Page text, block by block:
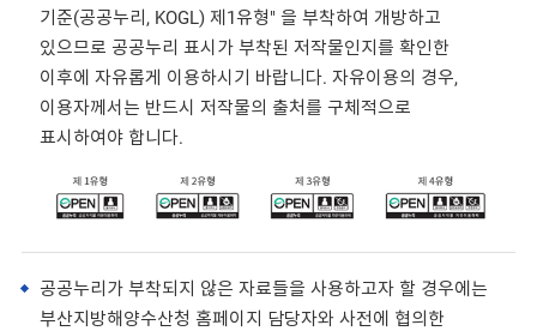
기준(공공누리, KOGL) 제1유형" 을 부착하여 개방하고
있으므로 공공누리 표시가 부착된 저작물인지를 확인한
이후에 자유롭게 이용하시기 바랍니다. 자유이용의 경우,
이용자께서는 반드시 저작물의 출처를 구체적으로
표시하여야 합니다.
공공누리가 부착되지 않은 자료들을 사용하고자 할 경우에는
부산지방해양수산청 홈페이지 담당자와 사전에 협의한